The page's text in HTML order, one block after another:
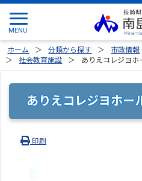
ホーム 分類から探す 市政情報
社会教育施設
ありえコレジヨホ
ありえコレジヨホー
印刷